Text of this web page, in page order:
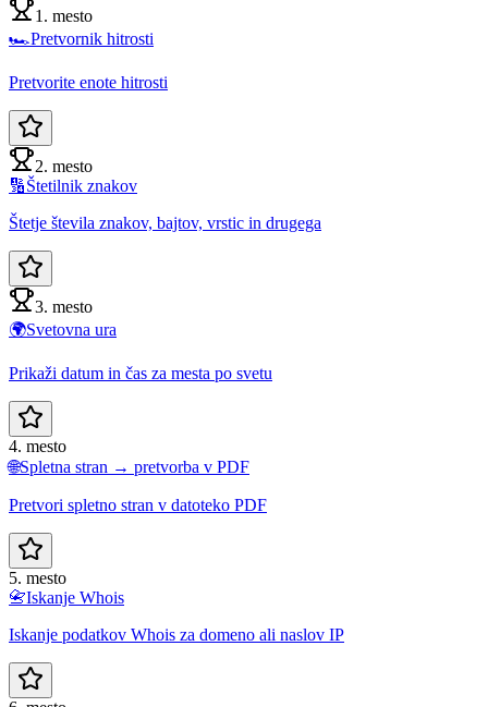
1. mesto
🏎️Pretvornik hitrosti
Pretvorite enote hitrosti
2. mesto
🔢Štetilnik znakov
Štetje števila znakov, bajtov, vrstic in drugega
3. mesto
🌍Svetovna ura
Prikaži datum in čas za mesta po svetu
4. mesto
🌐Spletna stran → pretvorba v PDF
Pretvori spletno stran v datoteko PDF
5. mesto
📇Iskanje Whois
Iskanje podatkov Whois za domeno ali naslov IP